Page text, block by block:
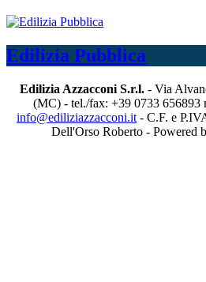
Edilizia Pubblica
Edilizia Azzacconi S.r.l.- Via
(MC) - tel./fax: +39 0733 656893
info@ediliziazzacconi.it - C.F. e
Dell'Orso Roberto - Powered